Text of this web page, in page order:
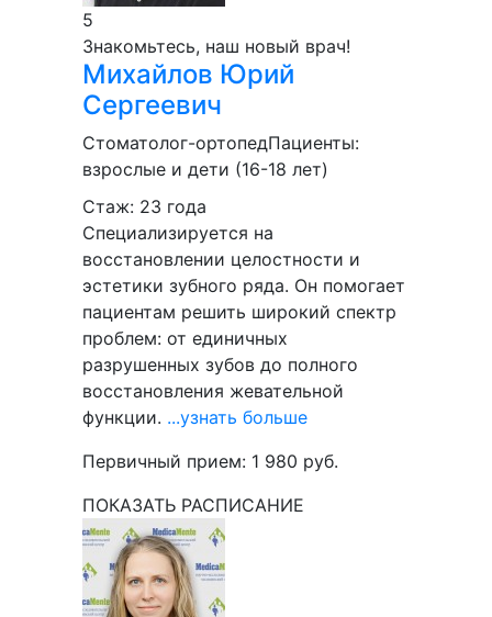
5
Знакомьтесь, наш новый врач!
Михайлов Юрий
Сергеевич
Стоматолог-ортопедПациенты:
взрослые и дети (16-18 лет)
Стаж: 23 года
Специализируется на
восстановлении целостности и
эстетики зубного ряда. Он помогает
пациентам решить широкий спектр
проблем: от единичных
разрушенных зубов до полного
восстановления жевательной
функции. ...узнать больше
Первичный прием: 1 980 руб.
ПОКАЗАТЬ РАСПИСАНИЕ